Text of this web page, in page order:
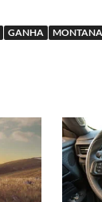
GANHA MONTANA